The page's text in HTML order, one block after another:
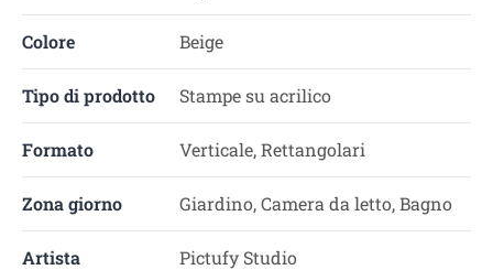
Colore Beige
Tipo di prodotto Stampe su acrilico
Formato Verticale, Rettangolari
Zona giorno Giardino, Camera da letto, Bagno
Artista Pictufy Studio